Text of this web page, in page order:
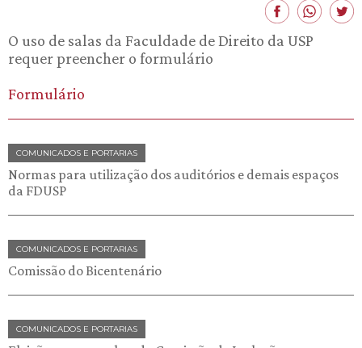
O uso de salas da Faculdade de Direito da USP
requer preencher o formulário
Formulário
COMUNICADOS E PORTARIAS
Normas para utilização dos auditórios e demais espaços
da FDUSP
COMUNICADOS E PORTARIAS
Comissão do Bicentenário
COMUNICADOS E PORTARIAS